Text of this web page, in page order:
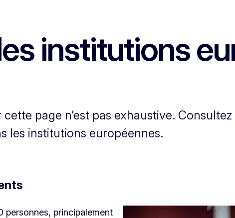
institutions
page n’est pas exhaustive. Consultez
les institutions européennes.
personnes, principalement